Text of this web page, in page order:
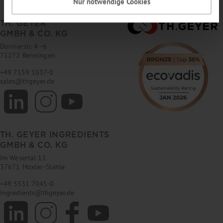
TH. GEYER
GMBH & CO. KG
Dornierstr. 4–6
71272 Renningen
+49 7159 1637-0
sales@thgeyer.de
TH. GEYER INGREDIENTS
GMBH & CO. KG
Im Wesertal 11
37671 Höxter-Stahle
+49 5531 7045-0
ingredients@thgeyer.de